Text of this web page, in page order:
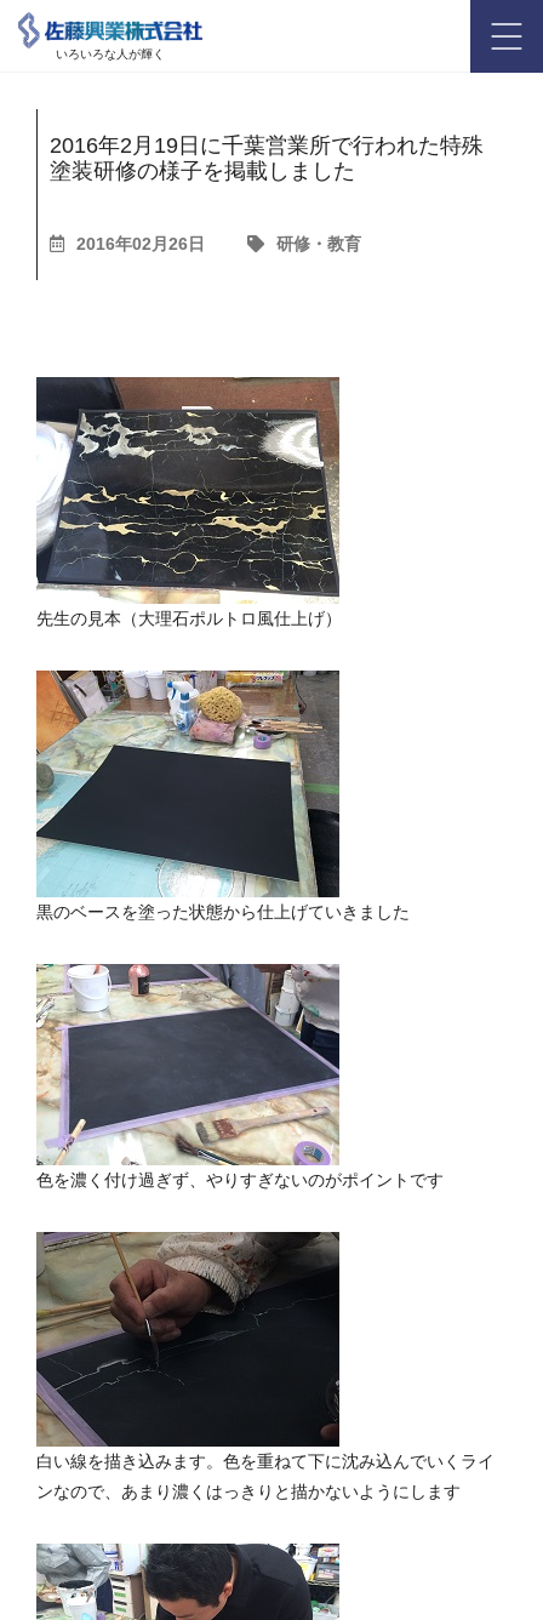
いろいろな人が輝く
2016年2月19日に千葉営業所で行われた特殊
塗装研修の様子を掲載しました
2016年02月26日 研修・教育
先生の見本（大理石ポルトロ風仕上げ）
黒のベースを塗った状態から仕上げていきました
色を濃く付け過ぎず、やりすぎないのがポイントです
白い線を描き込みます。色を重ねて下に沈み込んでいくライ
ンなので、あまり濃くはっきりと描かないようにします